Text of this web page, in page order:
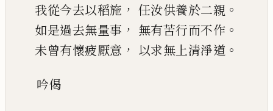
我從今去以稻施 ， 任汝供養於二親 。
如是過去無量事 ， 無有苦行而不作 。
未曾有懷疲厭意 ， 以求無上清淨道 。
吟偈